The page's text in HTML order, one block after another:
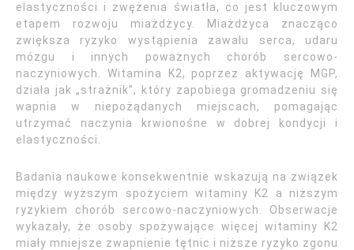
elastyczności i zwężenia światła, co jest kluczowym
etapem rozwoju miażdżycy. Miażdżyca znacząco
zwiększa ryzyko wystąpienia zawału serca, udaru
mózgu i innych poważnych chorób sercowo-
naczyniowych. Witamina K2, poprzez aktywację MGP,
działa jak „strażnik”, który zapobiega gromadzeniu się
wapnia w niepożądanych miejscach, pomagając
utrzymać naczynia krwionośne w dobrej kondycji i
elastyczności.
Badania naukowe konsekwentnie wskazują na związek
między wyższym spożyciem witaminy K2 a niższym
ryzykiem chorób sercowo-naczyniowych. Obserwacje
wykazały, że osoby spożywające więcej witaminy K2
miały mniejsze zwapnienie tętnic i niższe ryzyko zgonu